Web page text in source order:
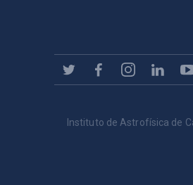
Instituto de Astrofísica de